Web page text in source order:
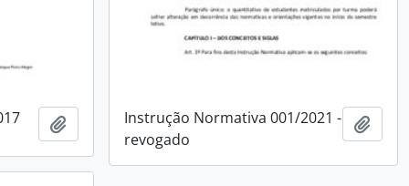
Add to clipboardInstrução Normativa 001/2021 -
revogado
Add